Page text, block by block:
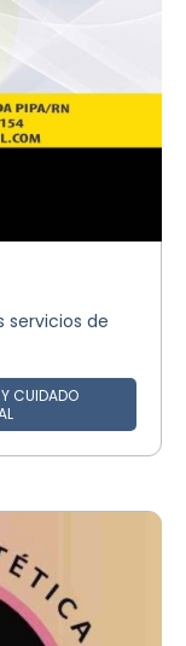
servicios de
Y CUIDADO